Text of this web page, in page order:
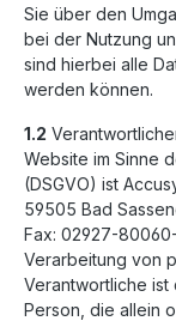
Sie über den
bei der Nutzung
sind hierbei alle
werden können.
1.2
Website im Sinne
(DSGVO) ist
59505 Bad
Fax: 02927-
Verarbeitung von
Verantwortliche
Person, die allein